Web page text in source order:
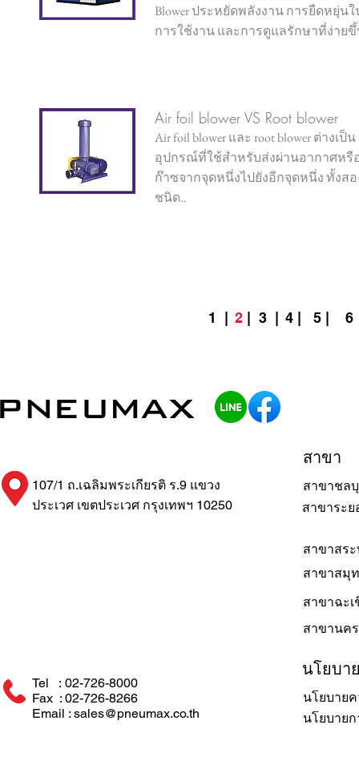
Blower ประหยัดพลังงาน การยืดหยุ่น
การใช้งาน และการดูแลรักษาที่ง่าย
Air foil blower VS Root blower
Air foil blower และ root blower ต่างเป็น
อุปกรณ์ที่ใช้สำหรับส่งผ่านอากาศหรื
ก๊าซจากจุดหนึ่งไปยังอีกจุดหนึ่ง ทั้งสอ
ชนิด..
2 3 4 | 5 | 6
1
สาขาระย
107/1 ถ.เฉลิมพระเกียรติ ร.9 แขวง
ประเวศ เขตประเวศ กรุงเทพฯ 10250
สาขา
สาขาสร
สาขาชล
สาขาสมุ
สาขาฉะเ
สาขานค
Tel : 02-726-8000
Fax : 02-726-8266
Email : sales@pneumax.co.th
นโยบา
นโยบาย
นโยบาย